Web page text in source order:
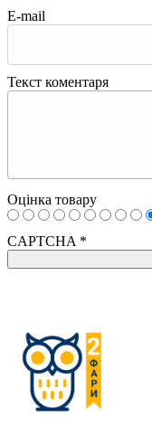
E-mail
Текст коментаря
Оцінка товару
CAPTCHA *